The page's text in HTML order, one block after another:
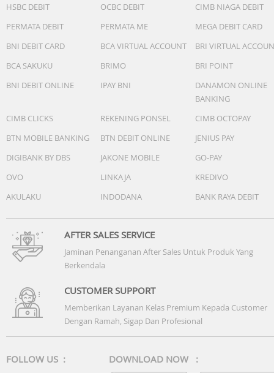
HSBC DEBIT
OCBC DEBIT
CIMB NIAGA DEBIT
PERMATA DEBIT
PERMATA ME
MEGA DEBIT CARD
BNI DEBIT CARD
BCA VIRTUAL ACCOUNT
BRI VIRTUAL
BCA SAKUKU
BRIMO
BRI POINT
BNI DEBIT ONLINE
IPAY BNI
DANAMON ONLINE
BANKING
CIMB CLICKS
REKENING PONSEL
CIMB OCTOPAY
BTN MOBILE BANKING
BTN DEBIT ONLINE
JENIUS PAY
DIGIBANK BY DBS
JAKONE MOBILE
GO-PAY
OVO
LINKAJA
KREDIVO
AKULAKU
INDODANA BANK RAYA DEBIT
AFTER SALES SERVICE
Jaminan Penanganan After Sales Untuk Produk Yang
Berkendala
CUSTOMER SUPPORT
Memberikan Layanan Kelas Premium Kepada Customer
Dengan Ramah, Sigap Dan Profesional
FOLLOW US : DOWNLOAD NOW :